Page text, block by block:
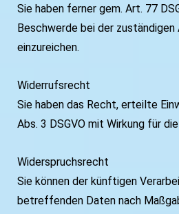
Sie haben ferner gem. Art. 77
Beschwerde bei der
einzureichen.
Widerrufsrecht
Sie haben das Recht, erteilte
Abs. 3 DSGVO mit Wirkung für
Widerspruchsrecht
Sie können der künftigen
betreffenden Daten nach